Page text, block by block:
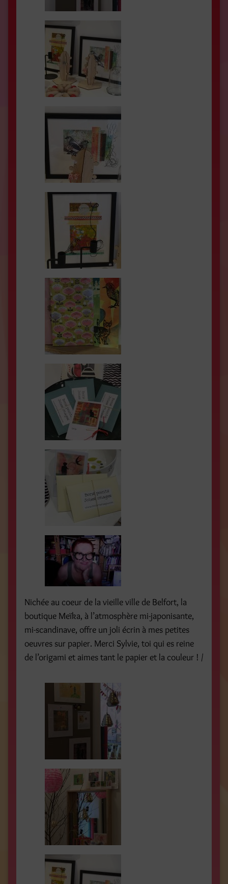
Nichée au coeur de la vieille ville de Belfort, la
boutique Meïka, à l’atmosphère mi-japonisante,
mi-scandinave, offre un joli écrin à mes petites
oeuvres sur papier. Merci Sylvie, toi qui es reine
de l’origami et aimes tant le papier et la couleur ! /